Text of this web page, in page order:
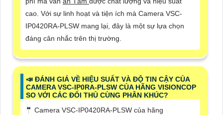
cao. Với sự linh hoạt và tiện ích mà Camera VSC-
IP0420RA-PLSW mang lại, đây là một sự lựa chọn
đáng cân nhắc trên thị trường.
📣 ĐÁNH GIÁ VỀ HIỆU SUẤT VÀ ĐỘ TIN CẬY CỦA
CAMERA VSC-IP0RA-PLSW CỦA HÃNG VISIONCOP
SO VỚI CÁC ĐỐI THỦ CÙNG PHÂN KHÚC?
🤵 Camera VSC-IP0420RA-PLSW của hãng